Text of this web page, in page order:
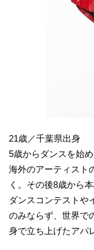
21歳／千葉県出身
5歳からダンスを始
海外のアーティスト
く。その後8歳から
ダンスコンテストや
のみならず、世界で
身で立ち上げたアパ